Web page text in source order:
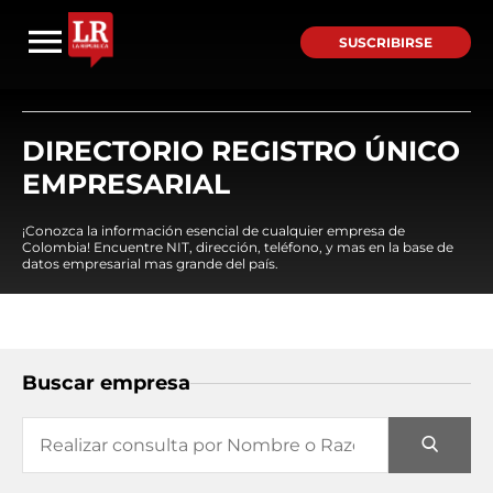
SUSCRIBIRSE
DIRECTORIO REGISTRO ÚNICO
EMPRESARIAL
¡Conozca la información esencial de cualquier empresa de
Colombia! Encuentre NIT, dirección, teléfono, y mas en la base de
datos empresarial mas grande del país.
Buscar empresa